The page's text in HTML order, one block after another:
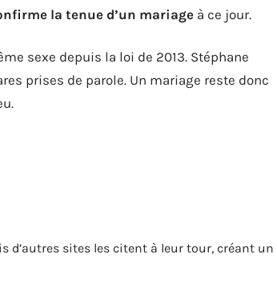
la tenue d’un mariage à ce jour.
sexe depuis la loi de 2013. Stéphane
prises de parole. Un mariage reste donc
d’autres sites les citent à leur tour, créant un